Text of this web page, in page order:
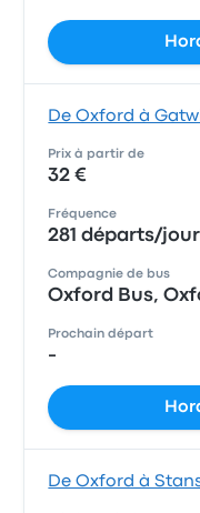
De Oxford à
Prix à partir de
32 €
Fréquence
281 départs/jour
Compagnie de bus
Oxford Bus,
Prochain départ
-
De Oxford à